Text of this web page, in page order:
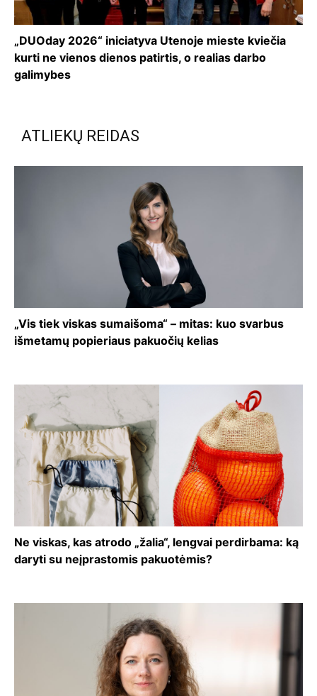
„DUOday 2026“ iniciatyva Utenoje mieste kviečia
kurti ne vienos dienos patirtis, o realias darbo
galimybes
ATLIEKŲ REIDAS
„Vis tiek viskas sumaišoma“ – mitas: kuo svarbus
išmetamų popieriaus pakuočių kelias
Ne viskas, kas atrodo „žalia“, lengvai perdirbama: ką
daryti su neįprastomis pakuotėmis?